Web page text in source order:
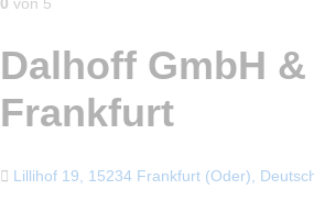
0 von 5
Dalhoff GmbH
Frankfurt
Lillihof 19, 15234 Frankfurt (Oder),